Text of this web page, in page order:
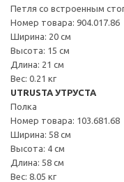
Петля со встроенным
Номер товара: 904.017.86
Ширина: 20 см
Высота: 15 см
Длина: 21 см
Вес: 0.21 кг
UTRUSTA УТРУСТА
Полка
Номер товара: 103.681.68
Ширина: 58 см
Высота: 4 см
Длина: 58 см
Вес: 8.05 кг